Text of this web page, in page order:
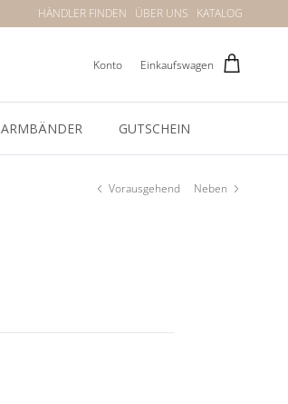
HÄNDLER FINDEN ÜBER UNS KATALOG
Konto Einkaufswagen
ARMBÄNDER GUTSCHEIN
Vorausgehend Neben